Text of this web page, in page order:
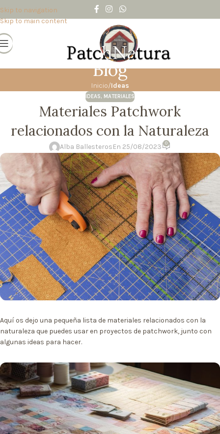
Skip to navigation
Skip to main content
Blog
Inicio/Ideas
IDEAS, MATERIALES
Materiales Patchwork
relacionados con la Naturaleza
Alba BallesterosEn 25/08/2023 0
Aquí os dejo una pequeña lista de materiales relacionados con la
naturaleza que puedes usar en proyectos de patchwork, junto con
algunas ideas para hacer.